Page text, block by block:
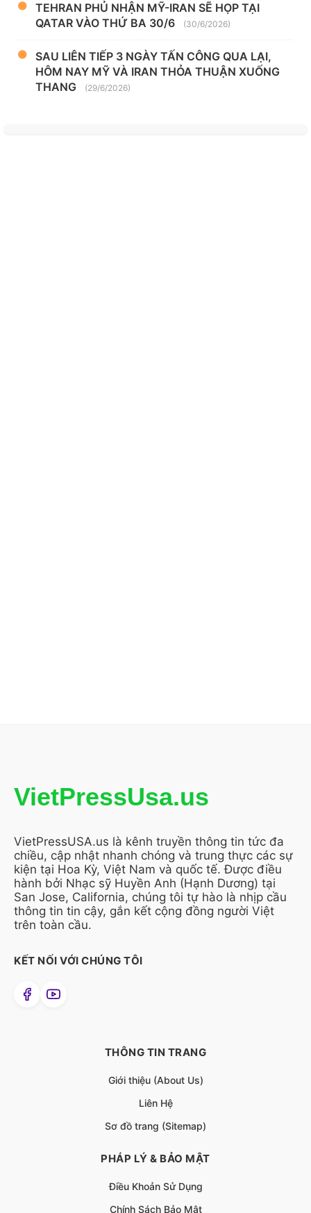
TEHRAN PHỦ NHẬN MỸ-IRAN SẼ HỌP TẠI
QATAR VÀO THỨ BA 30/6
(30/6/2026)
SAU LIÊN TIẾP 3 NGÀY TẤN CÔNG QUA LẠI,
HÔM NAY MỸ VÀ IRAN THỎA THUẬN XUỐNG
THANG
(29/6/2026)
VietPressUsa.us
VietPressUSA.us là kênh truyền thông tin tức đa
chiều, cập nhật nhanh chóng và trung thực các sự
kiện tại Hoa Kỳ, Việt Nam và quốc tế. Được điều
hành bởi Nhạc sỹ Huyền Anh (Hạnh Dương) tại
San Jose, California, chúng tôi tự hào là nhịp cầu
thông tin tin cậy, gắn kết cộng đồng người Việt
trên toàn cầu.
KẾT NỐI VỚI CHÚNG TÔI
THÔNG TIN TRANG
Giới thiệu (About Us)
Liên Hệ
Sơ đồ trang (Sitemap)
PHÁP LÝ & BẢO MẬT
Điều Khoản Sử Dụng
Chính Sách Bảo Mật